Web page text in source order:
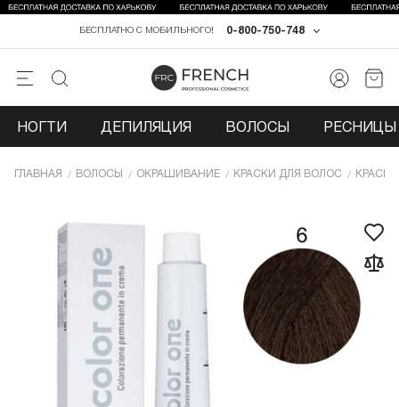
0-800-750-748
БЕСПЛАТНО С МОБИЛЬНОГО!
НОГТИ ДЕПИЛЯЦИЯ ВОЛОСЫ РЕСНИЦЫ
ГЛАВНАЯ ВОЛОСЫ ОКРАШИВАНИЕ КРАСКИ ДЛЯ ВОЛОС